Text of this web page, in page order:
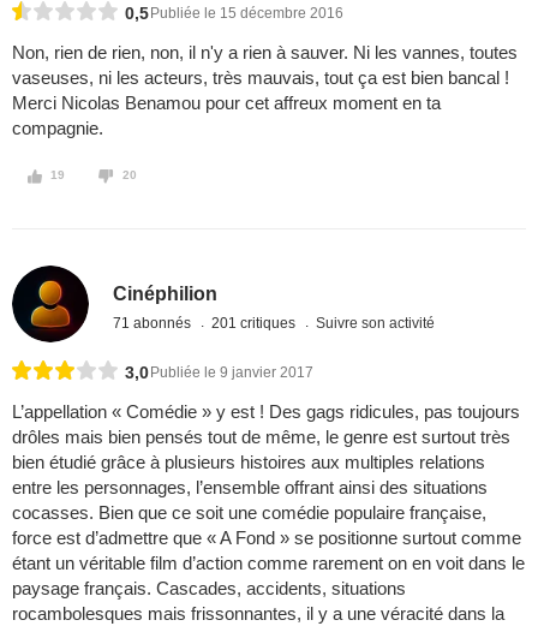
0,5 Publiée le 15 décembre 2016
Non, rien de rien, non, il n'y a rien à sauver. Ni les vannes, toutes
vaseuses, ni les acteurs, très mauvais, tout ça est bien bancal !
Merci Nicolas Benamou pour cet affreux moment en ta
compagnie.
19 20
Cinéphilion
71 abonnés 201 critiques Suivre son activité
3,0 Publiée le 9 janvier 2017
L’appellation « Comédie » y est ! Des gags ridicules, pas toujours
drôles mais bien pensés tout de même, le genre est surtout très
bien étudié grâce à plusieurs histoires aux multiples relations
entre les personnages, l’ensemble offrant ainsi des situations
cocasses. Bien que ce soit une comédie populaire française,
force est d’admettre que « A Fond » se positionne surtout comme
étant un véritable film d’action comme rarement on en voit dans le
paysage français. Cascades, accidents, situations
rocambolesques mais frissonnantes, il y a une véracité dans la